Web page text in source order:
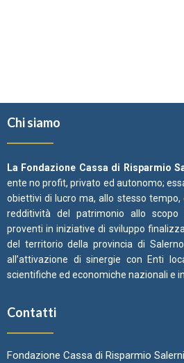
Chi siamo
La Fondazione Cassa di Risparmio
ente no profit, privato ed autonomo;
obiettivi di lucro ma, allo stesso tempo,
redditività del patrimonio allo
proventi in iniziative di sviluppo
del territorio della provincia di
all’attivazione di sinergie con Enti
scientifiche ed economiche nazionali e
Contatti
Fondazione Cassa di Risparmio